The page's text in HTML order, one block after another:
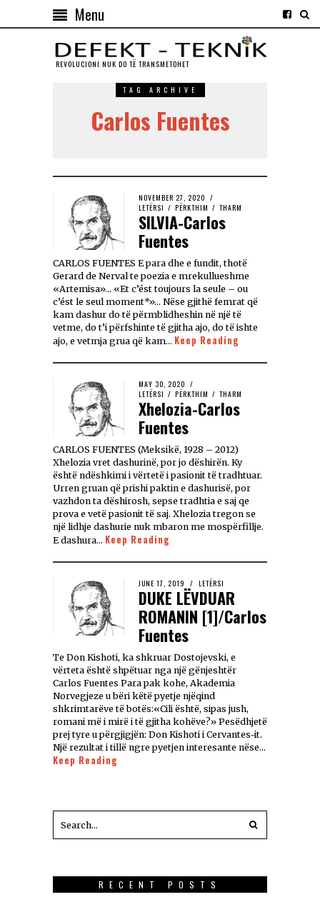
Menu
REVOLUCIONI NUK DO TЁ TRANSMETOHET
TAG ARCHIVE
Carlos Fuentes
NOVEMBER 27, 2020
LETËRSI / PËRKTHIM / THARM
SILVIA-Carlos
Fuentes
CARLOS FUENTES E para dhe e fundit, thotë
Gerard de Nerval te poezia e mrekullueshme
«Artemisa»… «Et c’ést toujours la seule – ou
c’ést le seul moment*»… Nëse gjithë femrat që
kam dashur do të përmblidheshin në një të
vetme, do t’i përfshinte të gjitha ajo, do të ishte
ajo, e vetmja grua që kam… Keep Reading
MAY 30, 2020
LETËRSI / PËRKTHIM / THARM
Xhelozia-Carlos
Fuentes
CARLOS FUENTES (Meksikë, 1928 – 2012)
Xhelozia vret dashurinë, por jo dëshirën. Ky
është ndëshkimi i vërtetë i pasionit të tradhtuar.
Urren gruan që prishi paktin e dashurisë, por
vazhdon ta dëshirosh, sepse tradhtia e saj qe
prova e vetë pasionit të saj. Xhelozia tregon se
një lidhje dashurie nuk mbaron me mospërfillje.
E dashura… Keep Reading
JUNE 17, 2019 LETËRSI
DUKE LËVDUAR
ROMANIN [1]/Carlos
Fuentes
Te Don Kishoti, ka shkruar Dostojevski, e
vërteta është shpëtuar nga një gënjeshtër
Carlos Fuentes Para pak kohe, Akademia
Norvegjeze u bëri këtë pyetje njëqind
shkrimtarëve të botës:«Cili është, sipas jush,
romani më i mirë i të gjitha kohëve?» Pesëdhjetë
prej tyre u përgjigjën: Don Kishoti i Cervantes-it.
Një rezultat i tillë ngre pyetjen interesante nëse…
Keep Reading
RECENT POSTS